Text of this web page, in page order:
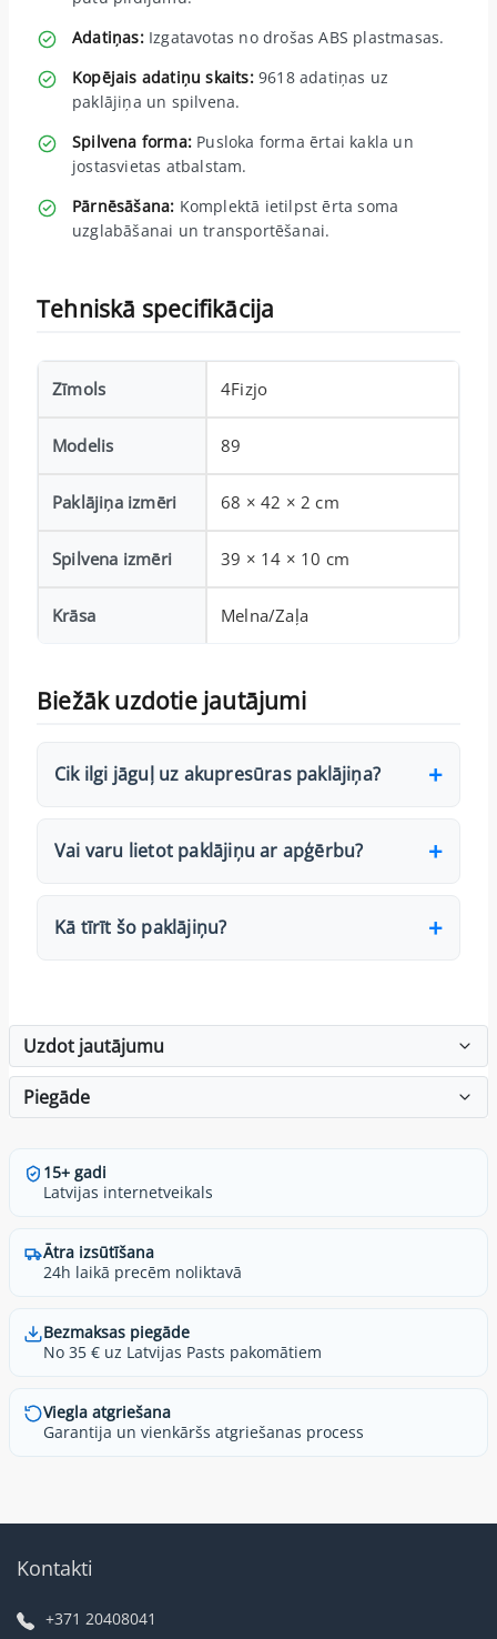
Adatiņas:Izgatavotas no drošas ABS plastmasas.
Kopējais adatiņu skaits:9618 adatiņas uz
paklājiņa un spilvena.
Spilvena forma: Pusloka forma ērtai kakla un
jostasvietas atbalstam.
Pārnēsāšana: Komplektā ietilpst ērta soma
uzglabāšanai un transportēšanai.
Tehniskā specifikācija
Zīmols 4Fizjo
Modelis 89
Paklājiņa izmēri 68 × 42 × 2 cm
Spilvena izmēri 39 × 14 × 10 cm
Krāsa Melna/Zaļa
Biežāk uzdotie jautājumi
Cik ilgi jāguļ uz akupresūras paklājiņa?
Vai varu lietot paklājiņu ar apģērbu?
Kā tīrīt šo paklājiņu?
Uzdot jautājumu
Piegāde
15+ gadi
Latvijas internetveikals
Ātra izsūtīšana
24h laikā precēm noliktavā
Bezmaksas piegāde
No 35 € uz Latvijas Pasts pakomātiem
Viegla atgriešana
Garantija un vienkāršs atgriešanas process
Kontakti
+371 20408041